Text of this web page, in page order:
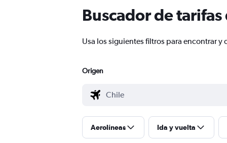
Buscador de
Usa los siguientes filtros para encontrar
Origen
Aerolíneas Ida y vuelta